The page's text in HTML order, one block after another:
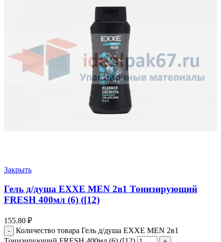
Закрыть
Гель д/душа EXXE MEN 2в1 Тонизирующий
FRESH 400мл (6) ([12)
155.80 ₽
Количество товара Гель д/душа EXXE MEN 2в1